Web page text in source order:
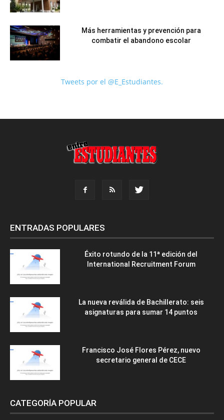
Más herramientas y prevención para
combatir el abandono escolar
Tweets por el @E_Estudiantes.
ENTRADAS POPULARES
Éxito rotundo de la 11ª edición del
International Recruitment Forum
La nueva reválida de Bachillerato: seis
asignaturas para sumar 14 puntos
Francisco José Flores Pérez, nuevo
secretario general de CECE
CATEGORÍA POPULAR